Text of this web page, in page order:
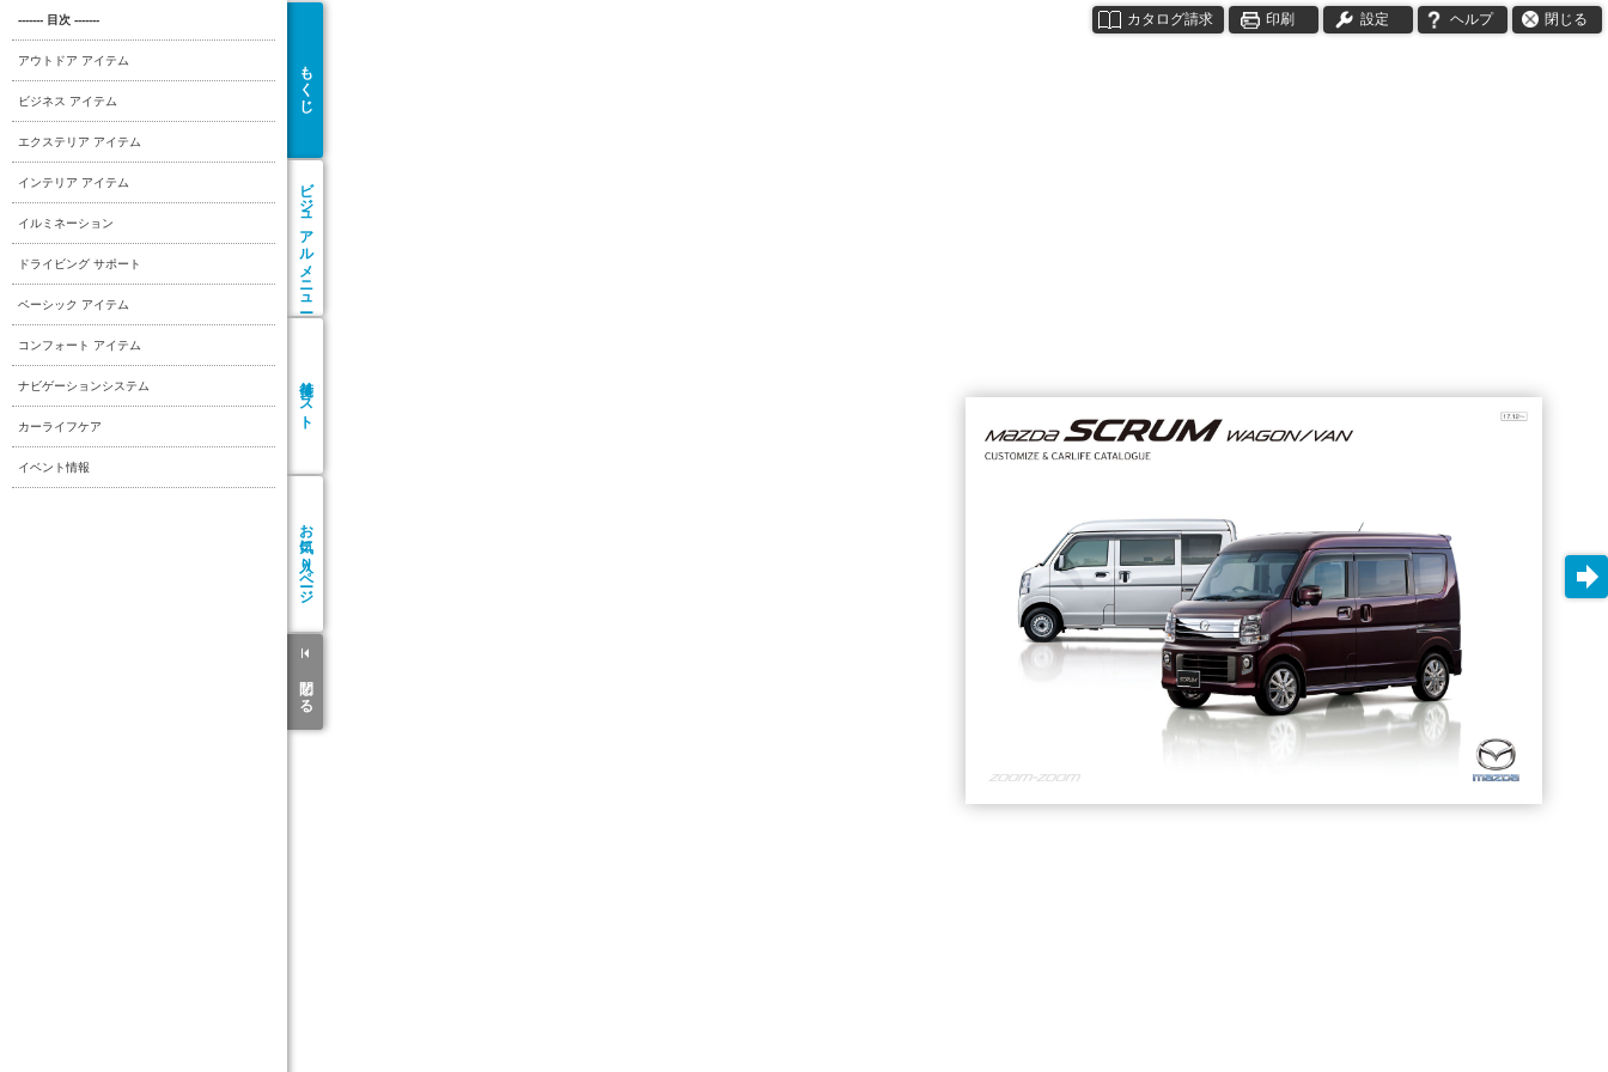
カタログ請求 印刷 設定 ヘルプ 閉じる
もくじ
ビジュアル
メニュー
リスト
お気に入り
ページ
閉じる
------- 目次 -------
アウトドア アイテム
ビジネス アイテム
エクステリア アイテム
インテリア アイテム
イルミネーション
ドライビング サポート
ベーシック アイテム
コンフォート アイテム
ナビゲーションシステム
カーライフケア
イベント情報